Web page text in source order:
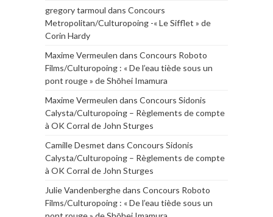
gregory tarmoul dans Concours
Metropolitan/Culturopoing -« Le Sifflet » de
Corin Hardy
Maxime Vermeulen dans Concours Roboto
Films/Culturopoing : « De l’eau tiède sous un
pont rouge » de Shōhei Imamura
Maxime Vermeulen dans Concours Sidonis
Calysta/Culturopoing – Règlements de compte
à OK Corral de John Sturges
Camille Desmet dans Concours Sidonis
Calysta/Culturopoing – Règlements de compte
à OK Corral de John Sturges
Julie Vandenberghedans Concours Roboto
Films/Culturopoing : « De l’eau tiède sous un